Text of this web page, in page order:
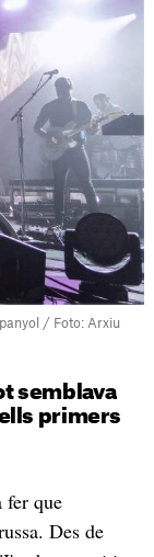
/ Foto: Arxiu
semblava
primers
fer que
Des de